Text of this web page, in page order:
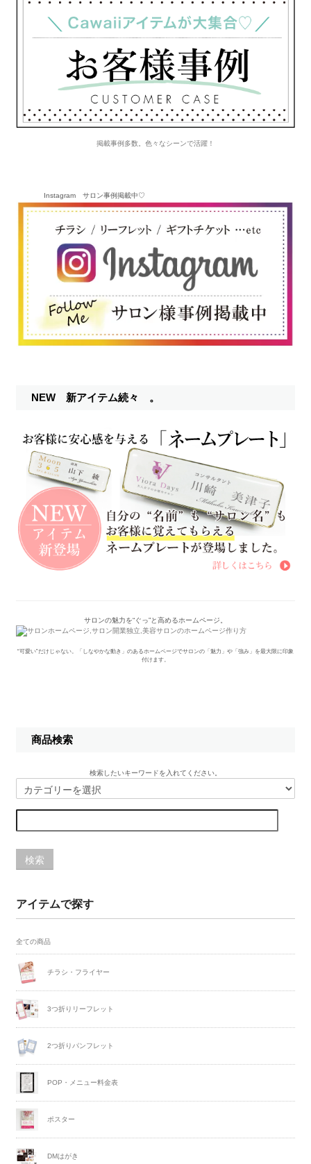
掲載事例多数。色々なシーンで活躍！
Instagram サロン事例掲載中♡
NEW 新アイテム続々 。
サロンの魅力を“ぐっ”と高めるホームページ。
“可愛い”だけじゃない。「しなやかな動き」のあるホームページでサロンの「魅力」や「強み」を最大限に印象
付けます。
商品検索
検索したいキーワードを入れてください。
検索
アイテムで探す
全ての商品
チラシ・フライヤー
3つ折りリーフレット
2つ折りパンフレット
POP・メニュー料金表
ポスター
DMはがき